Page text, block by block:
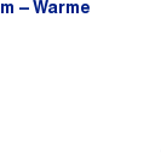
– Warme